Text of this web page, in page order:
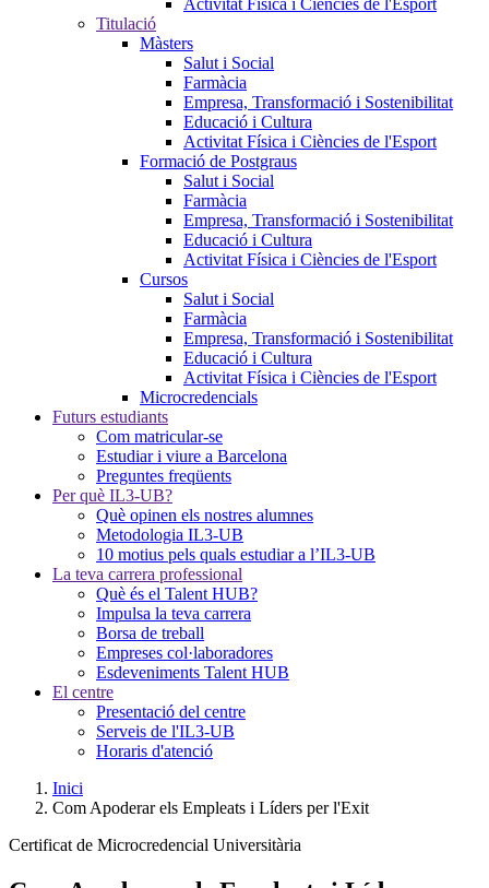
Activitat Física i Ciències de l'Esport
Titulació
Màsters
Salut i Social
Farmàcia
Empresa, Transformació i Sostenibilitat
Educació i Cultura
Activitat Física i Ciències de l'Esport
Formació de Postgraus
Salut i Social
Farmàcia
Empresa, Transformació i Sostenibilitat
Educació i Cultura
Activitat Física i Ciències de l'Esport
Cursos
Salut i Social
Farmàcia
Empresa, Transformació i Sostenibilitat
Educació i Cultura
Activitat Física i Ciències de l'Esport
Microcredencials
Futurs estudiants
Com matricular-se
Estudiar i viure a Barcelona
Preguntes freqüents
Per què IL3-UB?
Què opinen els nostres alumnes
Metodologia IL3-UB
10 motius pels quals estudiar a l’IL3-UB
La teva carrera professional
Què és el Talent HUB?
Impulsa la teva carrera
Borsa de treball
Empreses col·laboradores
Esdeveniments Talent HUB
El centre
Presentació del centre
Serveis de l'IL3-UB
Horaris d'atenció
Inici
Com Apoderar els Empleats i Líders per l'Exit
Certificat de Microcredencial Universitària